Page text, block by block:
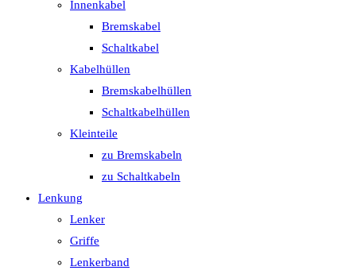
Innenkabel
Bremskabel
Schaltkabel
Kabelhüllen
Bremskabelhüllen
Schaltkabelhüllen
Kleinteile
zu Bremskabeln
zu Schaltkabeln
Lenkung
Lenker
Griffe
Lenkerband